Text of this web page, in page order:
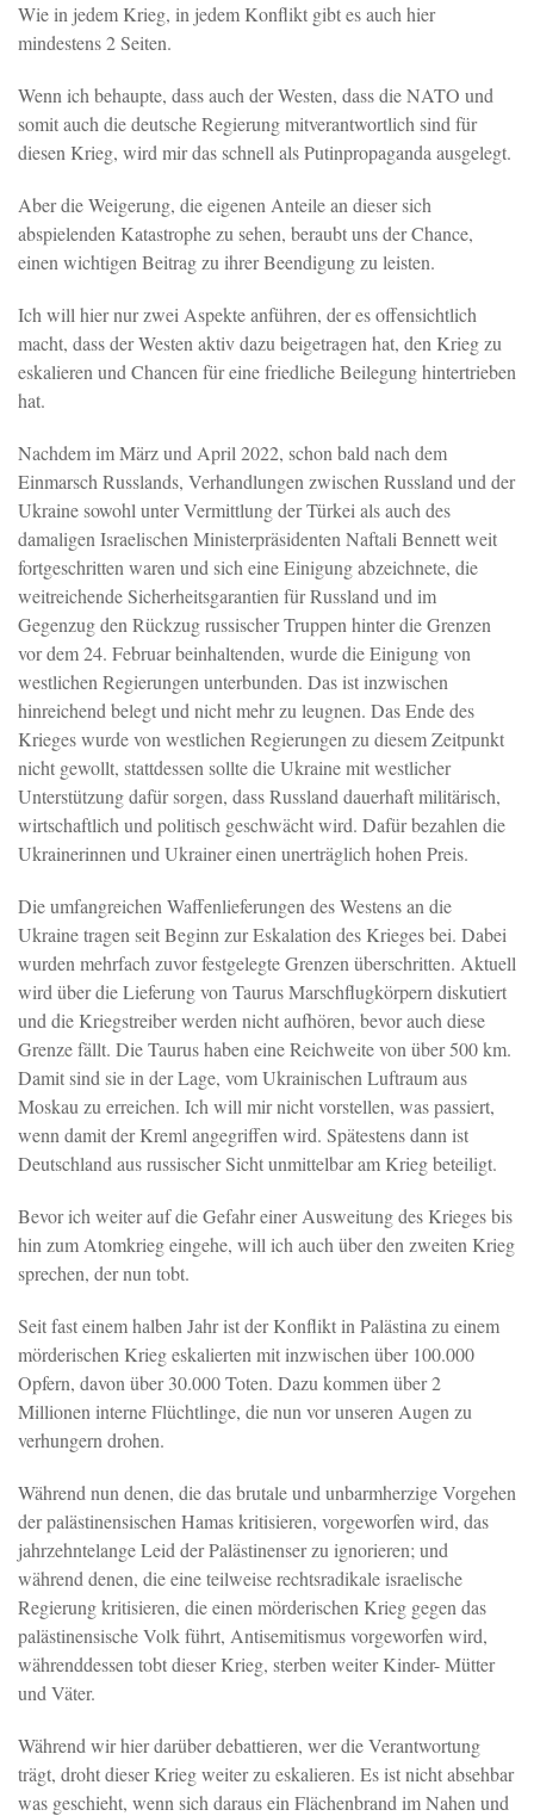
Wie in jedem Krieg, in jedem Konflikt gibt es auch hier
mindestens 2 Seiten.
Wenn ich behaupte, dass auch der Westen, dass die NATO und
somit auch die deutsche Regierung mitverantwortlich sind für
diesen Krieg, wird mir das schnell als Putinpropaganda ausgelegt.
Aber die Weigerung, die eigenen Anteile an dieser sich
abspielenden Katastrophe zu sehen, beraubt uns der Chance,
einen wichtigen Beitrag zu ihrer Beendigung zu leisten.
Ich will hier nur zwei Aspekte anführen, der es offensichtlich
macht, dass der Westen aktiv dazu beigetragen hat, den Krieg zu
eskalieren und Chancen für eine friedliche Beilegung hintertrieben
hat.
Nachdem im März und April 2022, schon bald nach dem
Einmarsch Russlands, Verhandlungen zwischen Russland und der
Ukraine sowohl unter Vermittlung der Türkei als auch des
damaligen Israelischen Ministerpräsidenten Naftali Bennett weit
fortgeschritten waren und sich eine Einigung abzeichnete, die
weitreichende Sicherheitsgarantien für Russland und im
Gegenzug den Rückzug russischer Truppen hinter die Grenzen
vor dem 24. Februar beinhaltenden, wurde die Einigung von
westlichen Regierungen unterbunden. Das ist inzwischen
hinreichend belegt und nicht mehr zu leugnen. Das Ende des
Krieges wurde von westlichen Regierungen zu diesem Zeitpunkt
nicht gewollt, stattdessen sollte die Ukraine mit westlicher
Unterstützung dafür sorgen, dass Russland dauerhaft militärisch,
wirtschaftlich und politisch geschwächt wird. Dafür bezahlen die
Ukrainerinnen und Ukrainer einen unerträglich hohen Preis.
Die umfangreichen Waffenlieferungen des Westens an die
Ukraine tragen seit Beginn zur Eskalation des Krieges bei. Dabei
wurden mehrfach zuvor festgelegte Grenzen überschritten. Aktuell
wird über die Lieferung von Taurus Marschflugkörpern diskutiert
und die Kriegstreiber werden nicht aufhören, bevor auch diese
Grenze fällt. Die Taurus haben eine Reichweite von über 500 km.
Damit sind sie in der Lage, vom Ukrainischen Luftraum aus
Moskau zu erreichen. Ich will mir nicht vorstellen, was passiert,
wenn damit der Kreml angegriffen wird. Spätestens dann ist
Deutschland aus russischer Sicht unmittelbar am Krieg beteiligt.
Bevor ich weiter auf die Gefahr einer Ausweitung des Krieges bis
hin zum Atomkrieg eingehe, will ich auch über den zweiten Krieg
sprechen, der nun tobt.
Seit fast einem halben Jahr ist der Konflikt in Palästina zu einem
mörderischen Krieg eskalierten mit inzwischen über 100.000
Opfern, davon über 30.000 Toten. Dazu kommen über 2
Millionen interne Flüchtlinge, die nun vor unseren Augen zu
verhungern drohen.
Während nun denen, die das brutale und unbarmherzige Vorgehen
der palästinensischen Hamas kritisieren, vorgeworfen wird, das
jahrzehntelange Leid der Palästinenser zu ignorieren; und
während denen, die eine teilweise rechtsradikale israelische
Regierung kritisieren, die einen mörderischen Krieg gegen das
palästinensische Volk führt, Antisemitismus vorgeworfen wird,
währenddessen tobt dieser Krieg, sterben weiter Kinder- Mütter
und Väter.
Während wir hier darüber debattieren, wer die Verantwortung
trägt, droht dieser Krieg weiter zu eskalieren. Es ist nicht absehbar
was geschieht, wenn sich daraus ein Flächenbrand im Nahen und